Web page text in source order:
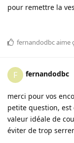
pour remettre la
fernandodbcaime
F fernandodbc
merci pour vos
petite question, est
valeur idéale de
éviter de trop